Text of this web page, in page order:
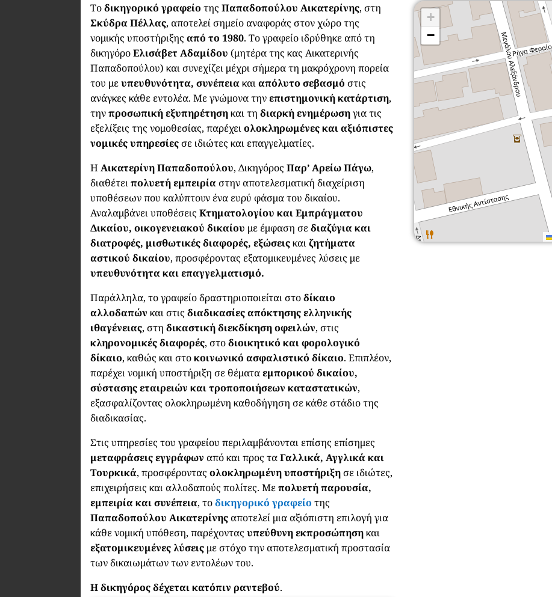
Τοδικηγορικό γραφείο τηςΠαπαδοπούλου Αικατερίνης, στη
Σκύδρα Πέλλας, αποτελεί σημείο αναφοράς στον χώρο της
νομικής υποστήριξηςαπό το 1980. Το γραφείο ιδρύθηκε από τη
δικηγόροΕλισάβετ Αδαμίδου (μητέρα της κας Αικατερινής
Παπαδοπούλου) και συνεχίζει μέχρι σήμερα τη μακρόχρονη πορεία
του μευπευθυνότητα, συνέπειακαιαπόλυτο σεβασμό στις
ανάγκες κάθε εντολέα. Με γνώμονα τηνεπιστημονική κατάρτιση,
τηνπροσωπική εξυπηρέτησηκαι τηδιαρκή ενημέρωσηγια τις
εξελίξεις της νομοθεσίας, παρέχειολοκληρωμένες και αξιόπιστες
νομικές υπηρεσίεςσε ιδιώτες και επαγγελματίες.
ΗΑικατερίνη Παπαδοπούλου, ΔικηγόροςΠαρ’ Αρείω Πάγω,
διαθέτειπολυετή εμπειρίαστην αποτελεσματική διαχείριση
υποθέσεων που καλύπτουν ένα ευρύ φάσμα του δικαίου.
Αναλαμβάνει υποθέσειςΚτηματολογίου και Εμπράγματου
Δικαίου, οικογενειακού δικαίου με έμφαση σεδιαζύγια και
διατροφές, μισθωτικές διαφορές, εξώσειςκαιζητήματα
αστικού δικαίου, προσφέροντας εξατομικευμένες λύσεις με
υπευθυνότητα και επαγγελματισμό.
Παράλληλα, το γραφείο δραστηριοποιείται στοδίκαιο
αλλοδαπώνκαι στις διαδικασίες απόκτησης ελληνικής
ιθαγένειας, στηδικαστική διεκδίκηση οφειλών, στις
κληρονομικές διαφορές, στοδιοικητικό και φορολογικό
δίκαιο, καθώς και στοκοινωνικό ασφαλιστικό δίκαιο. Επιπλέον,
παρέχει νομική υποστήριξη σε θέματαεμπορικού δικαίου,
σύστασης εταιρειών και τροποποιήσεων καταστατικών,
εξασφαλίζοντας ολοκληρωμένη καθοδήγηση σε κάθε στάδιο της
διαδικασίας.
Στις υπηρεσίες του γραφείου περιλαμβάνονται επίσης επίσημες
μεταφράσεις εγγράφων από και προς ταΓαλλικά, Αγγλικά και
Τουρκικά, προσφέρονταςολοκληρωμένη υποστήριξησε ιδιώτες,
επιχειρήσεις και αλλοδαπούς πολίτες. Μεπολυετή παρουσία,
εμπειρία και συνέπεια, τοδικηγορικό γραφείο της
Παπαδοπούλου Αικατερίνης αποτελεί μια αξιόπιστη επιλογή για
κάθε νομική υπόθεση, παρέχονταςυπεύθυνη εκπροσώπησηκαι
εξατομικευμένες λύσεις με στόχο την αποτελεσματική προστασία
των δικαιωμάτων των εντολέων του.
Η δικηγόρος δέχεται κατόπιν ραντεβού.
+
−